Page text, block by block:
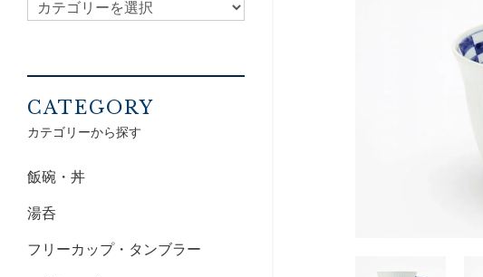
CATEGORY
カテゴリーから探す
飯碗・丼
湯呑
フリーカップ・タンブラー